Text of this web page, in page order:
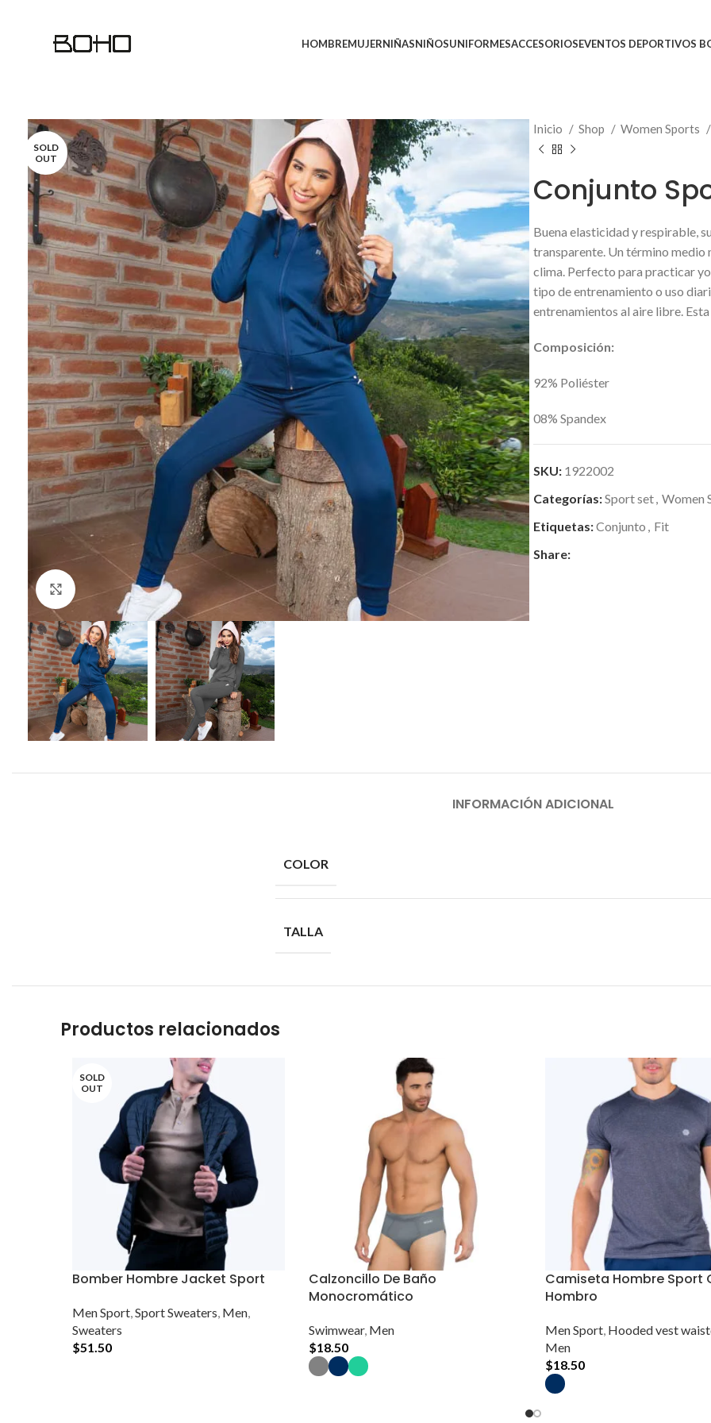
HOMBREMUJERNIÑASNIÑOSUNIFORMESACCESORIOSEVENTOS DEPORTIVOS
SOLD
OUT
Click to enlarge
Inicio Shop Women Sports
Conjunto
Buena elasticidad y respirable,
transparente. Un término medio
clima. Perfecto para practicar
tipo de entrenamiento o uso
entrenamientos al aire libre.
Composición:
92% Poliéster
08% Spandex
SKU: 1922002
Categorías:Sport set, Women
Etiquetas:Conjunto , Fit
Share:
INFORMACIÓN ADICIONAL
COLOR
TALLA
Productos relacionados
SOLD
OUT
Bomber Hombre Jacket Sport
Men Sport Sport Sweaters Men
Sweaters
$51.50
Calzoncillo De Baño
Monocromático
Swimwear, Men
$18.50
Seleccionar Opciones
Camiseta Hombre Sport
Hombro
Men Sport Hooded vest
Men
$18.50
Seleccionar Opciones